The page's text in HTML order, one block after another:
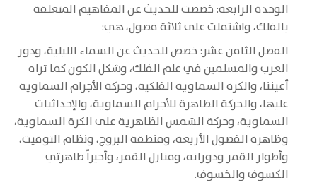
الوحدة الرابعة: خصصت للحديث عن المفاهيم المتعلقة
بالفلك، واشتملت على ثلاثة فصول، هي:
الفصل الثامن عشر: خصص للحديث عن السماء الليلية، ودور
العرب والمسلمين في علم الفلك، وشكل الكون كما تراه
أعيننا، والكرة السماوية الفلكية، وحركة الأجرام السماوية
عليها، والحركة الظاهرة للأجرام السماوية، والإحداثيات
السماوية، وحركة الشمس الظاهرية على الكرة السماوية،
وظاهرة الفصول الأربعة، ومنطقة البروج، ونظام التوقيت،
وأطوار القمر ودورانه، ومنازل القمر، وأخيراً ظاهرتي
الكسوف والخسوف.